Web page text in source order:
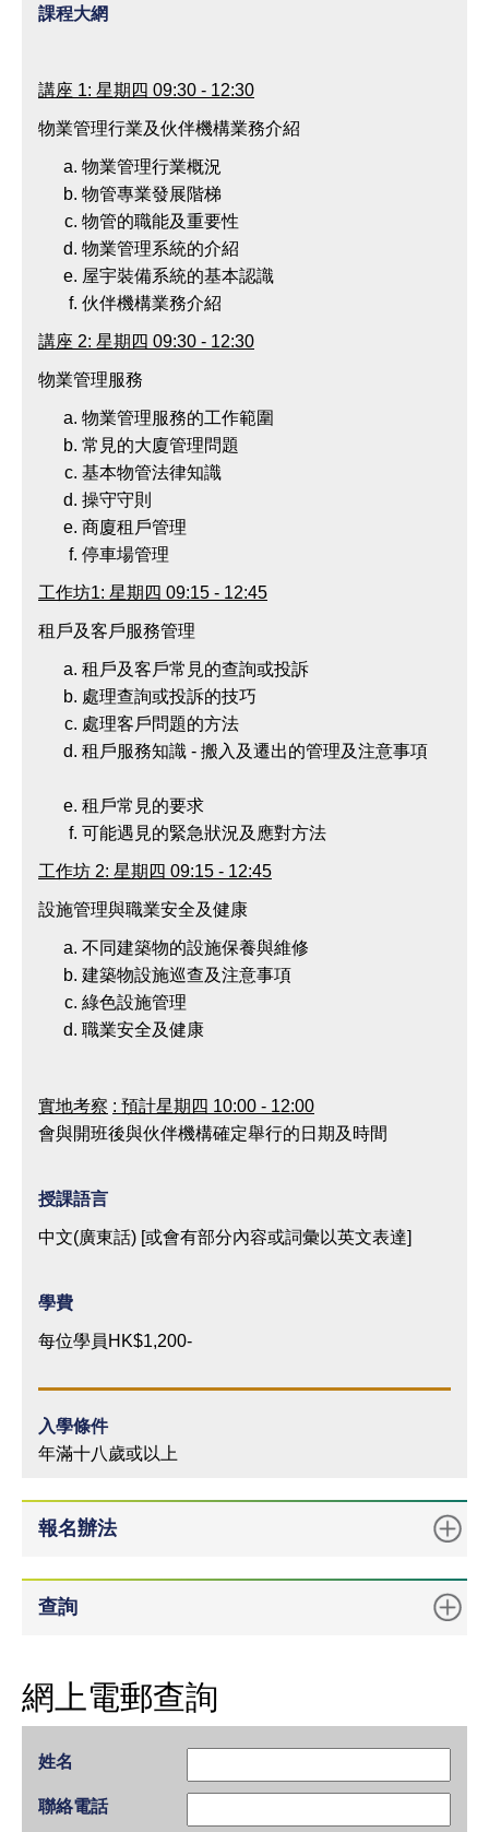
課程大網
講座 1: 星期四 09:30 - 12:30
物業管理行業及伙伴機構業務介紹
物業管理行業概況
物管專業發展階梯
物管的職能及重要性
物業管理系統的介紹
屋宇裝備系統的基本認識
伙伴機構業務介紹
講座 2: 星期四 09:30 - 12:30
物業管理服務
物業管理服務的工作範圍
常見的大廈管理問題
基本物管法律知識
操守守則
商廈租戶管理
停車場管理
工作坊1: 星期四 09:15 - 12:45
租戶及客戶服務管理
租戶及客戶常見的查詢或投訴
處理查詢或投訴的技巧
處理客戶問題的方法
租戶服務知識 - 搬入及遷出的管理及注意事項
租戶常見的要求
可能遇見的緊急狀況及應對方法
工作坊 2: 星期四 09:15 - 12:45
設施管理與職業安全及健康
不同建築物的設施保養與維修
建築物設施巡查及注意事項
綠色設施管理
職業安全及健康
實地考察 : 預計星期四 10:00 - 12:00
會與開班後與伙伴機構確定舉行的日期及時間
授課語言
中文(廣東話) [或會有部分內容或詞彙以英文表達]
學費
每位學員HK$1,200-
入學條件
年滿十八歲或以上
報名辦法
查詢
網上電郵查詢
姓名
聯絡電話